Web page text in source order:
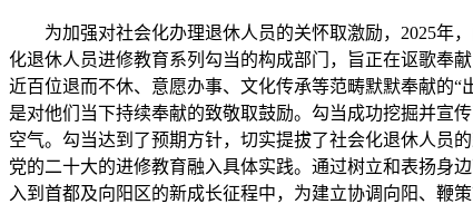
为加强对社会化办理退休人员的关怀取激励，2025年，
化退休人员进修教育系列勾当的构成部门，旨正在讴歌奉
近百位退而不休、意愿办事、文化传承等范畴默默奉献的
是对他们当下持续奉献的致敬取鼓励。勾当成功挖掘并宣
空气。勾当达到了预期方针，切实提拔了社会化退休人员
党的二十大的进修教育融入具体实践。通过树立和表扬身
入到首都及向阳区的新成长征程中，为建立协调向阳、鞭